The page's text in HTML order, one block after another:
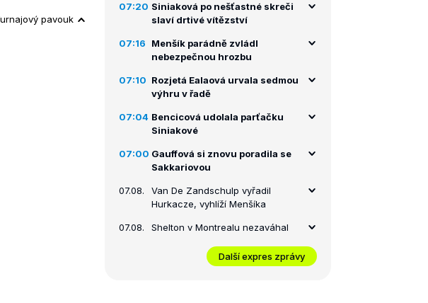
pavouk
07:20 Siniaková po nešťastné skreči
slaví drtivé vítězství
07:16
Menšík parádně zvládl
nebezpečnou hrozbu
07:10 Rozjetá Ealaová urvala sedmou
výhru v řadě
07:04 Bencicová udolala parťačku
Siniakové
07:00 Gauffová si znovu poradila se
Sakkariovou
07.08.
Van De Zandschulp vyřadil
Hurkacze, vyhlíží Menšíka
07.08. Shelton v Montrealu nezaváhal
Další expres zprávy